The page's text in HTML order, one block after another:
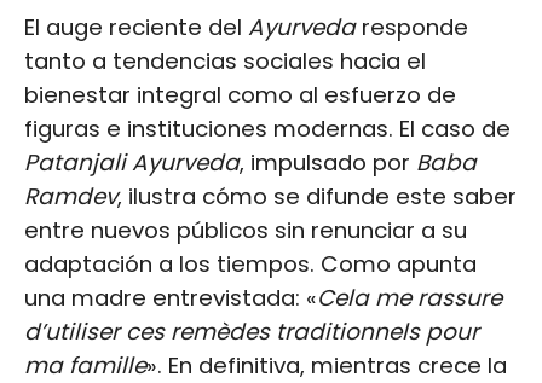
El auge reciente del Ayurvedaresponde
tanto a tendencias sociales hacia el
bienestar integral como al esfuerzo de
figuras e instituciones modernas. El caso de
Patanjali Ayurveda, impulsado por Baba
Ramdev, ilustra cómo se difunde este saber
entre nuevos públicos sin renunciar a su
adaptación a los tiempos. Como apunta
una madre entrevistada: «Cela me rassure
d’utiliser ces remèdes traditionnels pour
ma famille». En definitiva, mientras crece la